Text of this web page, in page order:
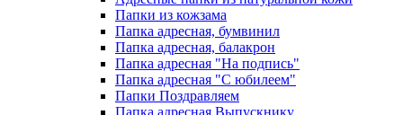
Папки из кожзама
Папка адресная, бумвинил
Папка адресная, балакрон
Папка адресная "На подпись"
Папка адресная "C юбилеем"
Папки Поздравляем
Папка адресная Выпускнику